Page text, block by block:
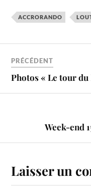
ACCRORANDO
PRÉCÉDENT
Photos « Le tour
Week-end
Laisser un